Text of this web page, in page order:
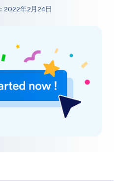
: 2022年2月24日